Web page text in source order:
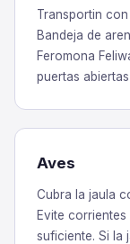
Transportin
Bandeja de
Feromona
puertas
Aves
Cubra la jaula
Evite
suficiente. Si la